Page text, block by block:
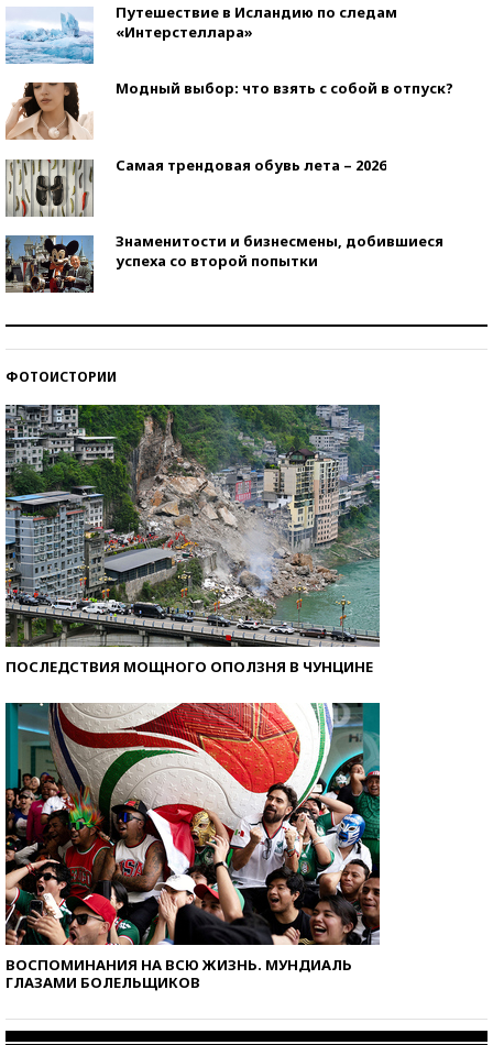
Путешествие в Исландию по следам
«Интерстеллара»
Модный выбор: что взять с собой в отпуск?
Самая трендовая обувь лета – 2026
Знаменитости и бизнесмены, добившиеся
успеха со второй попытки
ФОТОИСТОРИИ
ПОСЛЕДСТВИЯ МОЩНОГО ОПОЛЗНЯ В ЧУНЦИНЕ
ВОСПОМИНАНИЯ НА ВСЮ ЖИЗНЬ. МУНДИАЛЬ
ГЛАЗАМИ БОЛЕЛЬЩИКОВ